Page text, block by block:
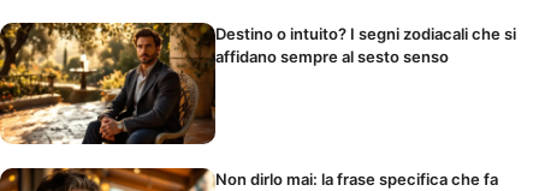
Destino o intuito? I segni zodiacali che si
affidano sempre al sesto senso
Non dirlo mai: la frase specifica che fa